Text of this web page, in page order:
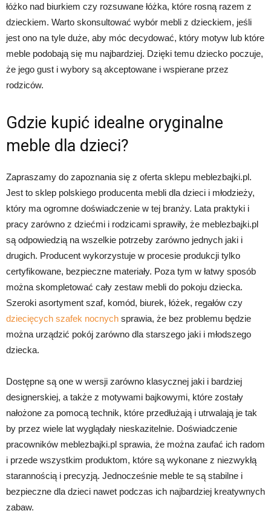
łóżko nad biurkiem czy rozsuwane łóżka, które rosną razem z
dzieckiem. Warto skonsultować wybór mebli z dzieckiem, jeśli
jest ono na tyle duże, aby móc decydować, który motyw lub które
meble podobają się mu najbardziej. Dzięki temu dziecko poczuje,
że jego gust i wybory są akceptowane i wspierane przez
rodziców.
Gdzie kupić idealne oryginalne
meble dla dzieci?
Zapraszamy do zapoznania się z oferta sklepu meblezbajki.pl.
Jest to sklep polskiego producenta mebli dla dzieci i młodzieży,
który ma ogromne doświadczenie w tej branży. Lata praktyki i
pracy zarówno z dziećmi i rodzicami sprawiły, że meblezbajki.pl
są odpowiedzią na wszelkie potrzeby zarówno jednych jaki i
drugich. Producent wykorzystuje w procesie produkcji tylko
certyfikowane, bezpieczne materiały. Poza tym w łatwy sposób
można skompletować cały zestaw mebli do pokoju dziecka.
Szeroki asortyment szaf, komód, biurek, łóżek, regałów czy
dziecięcych szafek nocnych sprawia, że bez problemu będzie
można urządzić pokój zarówno dla starszego jaki i młodszego
dziecka.
Dostępne są one w wersji zarówno klasycznej jaki i bardziej
designerskiej, a także z motywami bajkowymi, które zostały
nałożone za pomocą technik, które przedłużają i utrwalają je tak
by przez wiele lat wyglądały nieskazitelnie. Doświadczenie
pracowników meblezbajki.pl sprawia, że można zaufać ich radom
i przede wszystkim produktom, które są wykonane z niezwykłą
starannością i precyzją. Jednocześnie meble te są stabilne i
bezpieczne dla dzieci nawet podczas ich najbardziej kreatywnych
zabaw.